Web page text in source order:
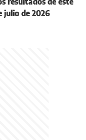
julio de 2026